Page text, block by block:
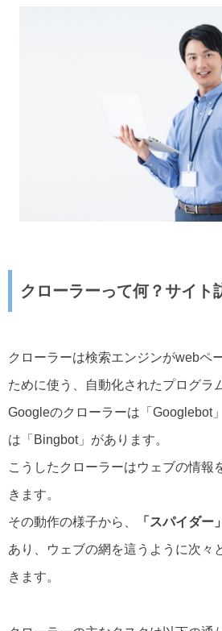
クローラーって何？サイト
クローラーは検索エンジンがwebペ
ために使う、自動化されたプログラ
Googleのクローラーは「Googlebot
は「Bingbot」があります。
こうしたクローラーはウェブの情報
きます。
その動作の様子から、
「スパイダー」
あり、ウェブの網を這うように次々
きます。